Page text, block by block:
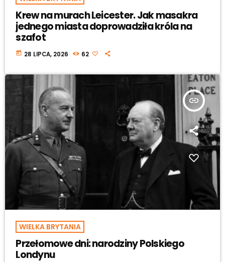
Krew na murach Leicester. Jak masakra
jednego miasta doprowadziła króla na
szafot
today 28 LIPCA, 2026 62
insert_link
WIELKA BRYTANIA
Przełomowe dni: narodziny Polskiego
Londynu